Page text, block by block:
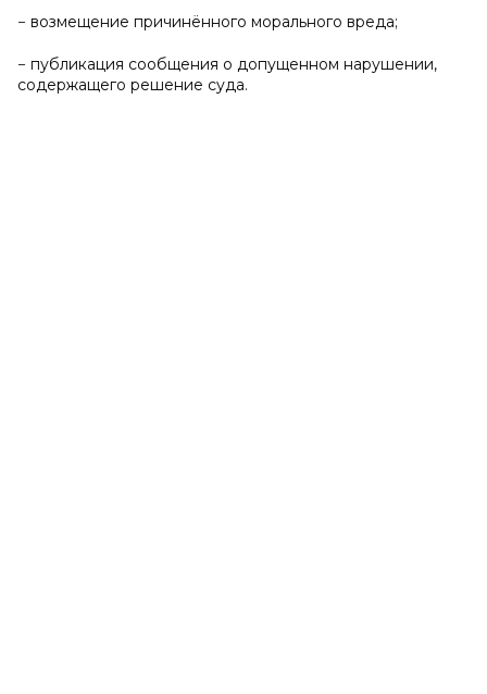
− возмещение причинённого морального вреда;
− публикация сообщения о допущенном нарушении,
содержащего решение суда.